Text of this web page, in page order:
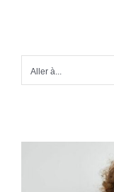
Aller à...